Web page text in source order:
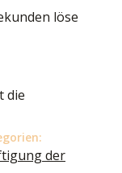
löse
die
der